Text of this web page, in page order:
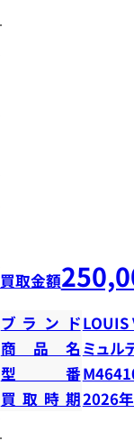
買取金額
ブランドLOUIS
商品名 ミュル
型番
買取時期2026